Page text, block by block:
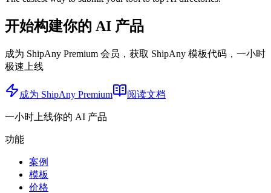
开始构建你的 AI 产品
成为 ShipAny Premium 会员，获取 ShipAny 模板代码，一小时
极速上线
成为 ShipAny Premium 阅读文档
一小时上线你的 AI 产品
功能
案例
模板
价格